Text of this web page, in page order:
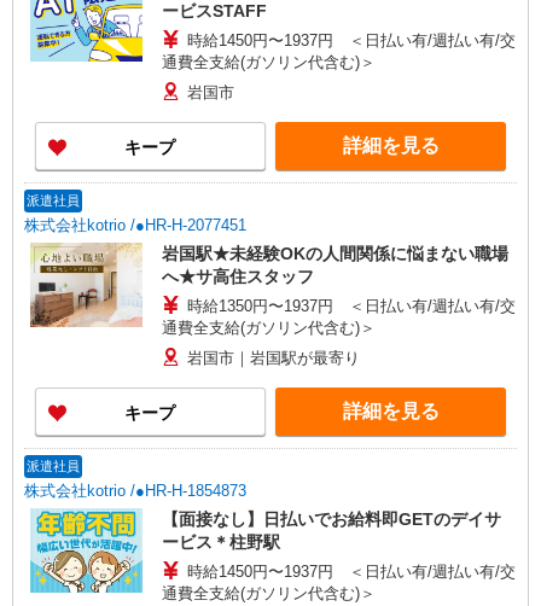
ービスSTAFF
時給1450円〜1937円 ＜日払い有/週払い有/交
通費全支給(ガソリン代含む)＞
岩国市
キープ 詳細を見る
派遣社員
株式会社kotrio /●HR-H-2077451
岩国駅★未経験OKの人間関係に悩まない職場
へ★サ高住スタッフ
時給1350円〜1937円 ＜日払い有/週払い有/交
通費全支給(ガソリン代含む)＞
岩国市｜岩国駅が最寄り
キープ 詳細を見る
派遣社員
株式会社kotrio /●HR-H-1854873
【面接なし】日払いでお給料即GETのデイサ
ービス＊柱野駅
時給1450円〜1937円 ＜日払い有/週払い有/交
通費全支給(ガソリン代含む)＞